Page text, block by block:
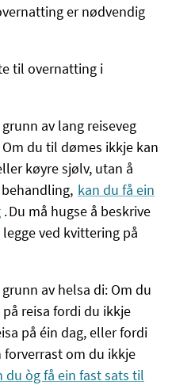
er nødvendig
til overnatting i
av lang reiseveg
du til dømes ikkje kan
køyre sjølv, utan å
kan du få ein
. Du må hugse å beskrive
ved kvittering på
av helsa di: Om du
reisa fordi du ikkje
på éin dag, eller fordi
om du ikkje
du òg få ein fast sats til